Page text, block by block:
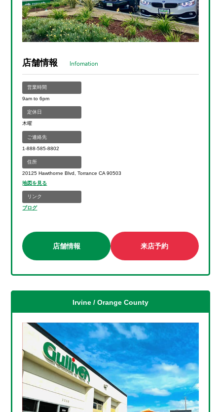
店舗情報 Infomation
営業時間
9am to 6pm
定休日
木曜
ご連絡先
1-888-585-8802
住所
20125 Hawthorne Blvd, Torrance CA 90503
地図を見る
リンク
ブログ
店舗情報 来店予約
Irvine / Orange County